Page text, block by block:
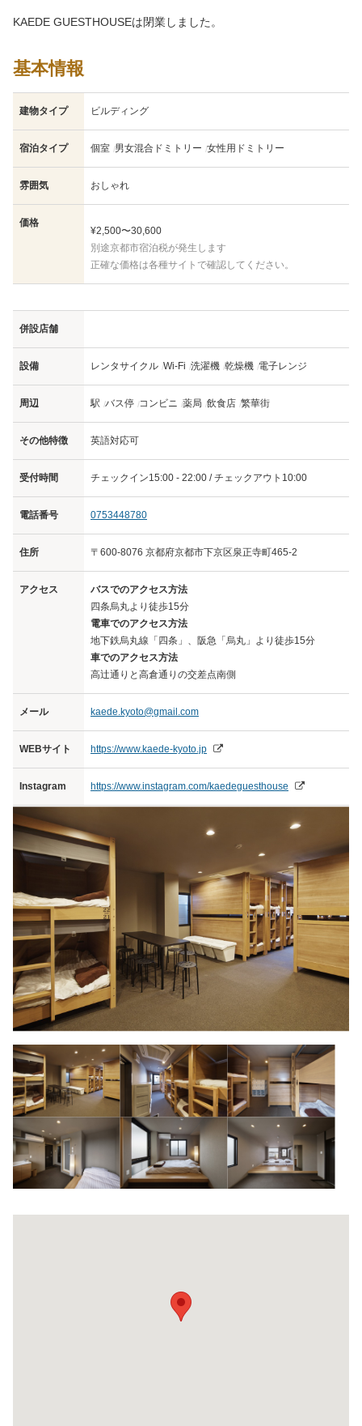
KAEDE GUESTHOUSEは閉業しました。
基本情報
建物タイプ ビルディング
宿泊タイプ 個室 男女混合ドミトリー 女性用ドミトリー
雰囲気 おしゃれ
価格
¥2,500〜30,600
別途京都市宿泊税が発生します
正確な価格は各種サイトで確認してください。
併設店舗
設備 レンタサイクル Wi-Fi 洗濯機 乾燥機 電子レンジ
周辺 駅 バス停 コンビニ 薬局 飲食店 繁華街
その他特徴 英語対応可
受付時間 チェックイン15:00 - 22:00 / チェックアウト10:00
電話番号 0753448780
住所 〒600-8076 京都府京都市下京区泉正寺町465-2
アクセス
バスでのアクセス方法
四条烏丸より徒歩15分
電車でのアクセス方法
地下鉄烏丸線「四条」、阪急「烏丸」より徒歩15分
車でのアクセス方法
高辻通りと高倉通りの交差点南側
メール kaede.kyoto@gmail.com
WEBサイト https://www.kaede-kyoto.jp
Instagram https://www.instagram.com/kaedeguesthouse